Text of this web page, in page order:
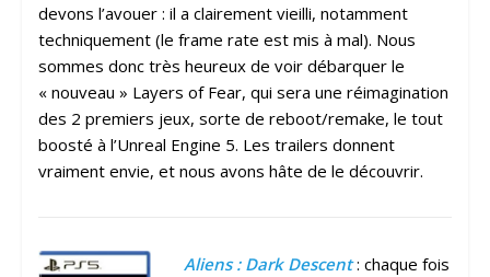
devons l’avouer : il a clairement vieilli, notamment
techniquement (le frame rate est mis à mal). Nous
sommes donc très heureux de voir débarquer le
« nouveau » Layers of Fear, qui sera une réimagination
des 2 premiers jeux, sorte de reboot/remake, le tout
boosté à l’Unreal Engine 5. Les trailers donnent
vraiment envie, et nous avons hâte de le découvrir.
Aliens : Dark Descent: chaque fois